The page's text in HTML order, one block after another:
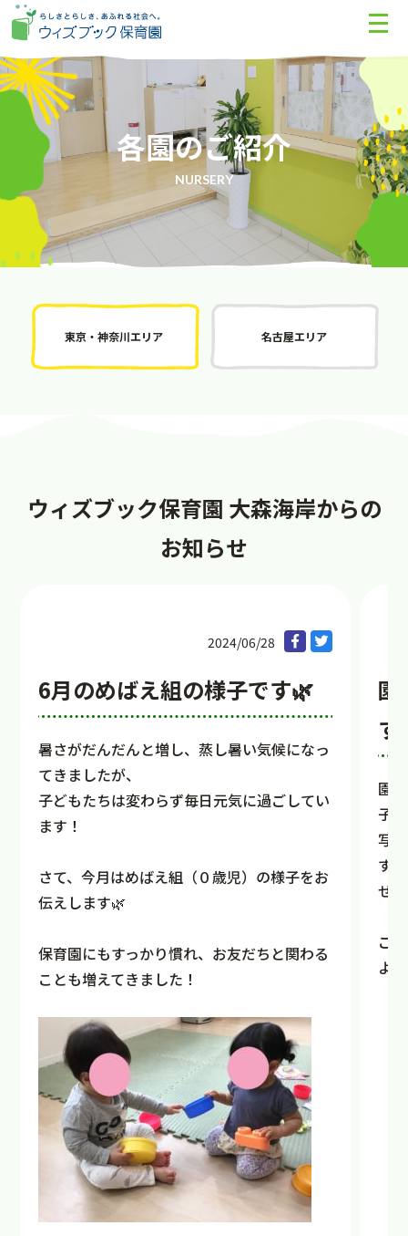
各園のご紹介
NURSERY
東京・神奈川エリア 名古屋エリア
ウィズブック保育園 大森海岸からの
お知らせ
2024/06/28
6月のめばえ組の様子です🌿
暑さがだんだんと増し、蒸し暑い気候になっ
てきましたが、
子どもたちは変わらず毎日元気に過ごしてい
ます！
さて、今月はめばえ組（０歳児）の様子をお
伝えします🌿
保育園にもすっかり慣れ、お友だちと関わる
ことも増えてきました！
園
園
子
写
す🤩
ぜ
ご
よ